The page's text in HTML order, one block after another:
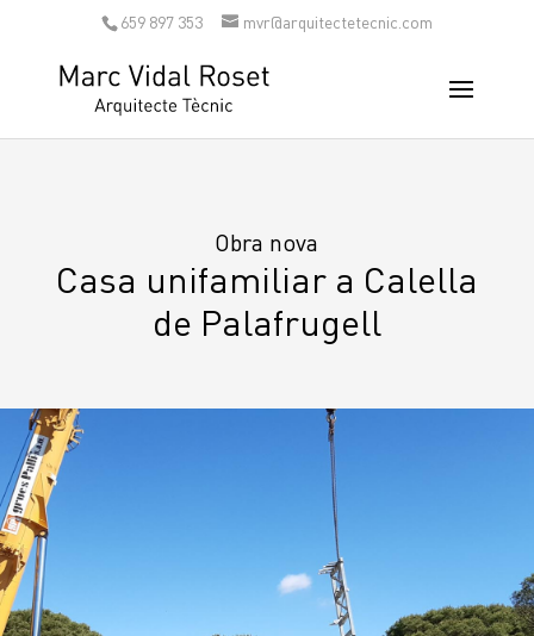
659 897 353 mvr@arquitectetecnic.com
Obra nova
Casa unifamiliar a Calella
de Palafrugell